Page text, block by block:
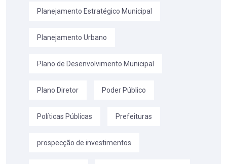
Planejamento Estratégico Municipal
Planejamento Urbano
Plano de Desenvolvimento Municipal
Plano Diretor Poder Público
Políticas Públicas Prefeituras
prospecção de investimentos